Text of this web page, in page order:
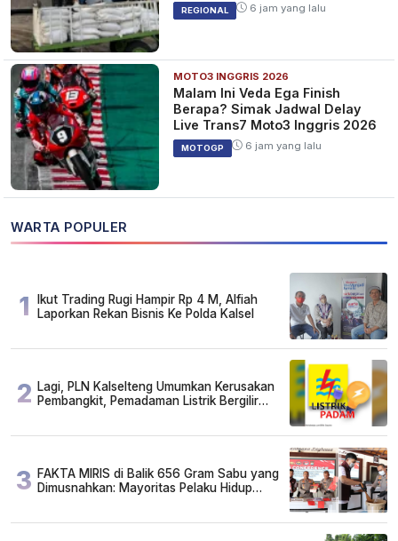
REGIONAL 6 jam yang lalu
MOTO3 INGGRIS 2026
Malam Ini Veda Ega Finish
Berapa? Simak Jadwal Delay
Live Trans7 Moto3 Inggris 2026
MOTOGP 6 jam yang lalu
WARTA POPULER
1
Ikut Trading Rugi Hampir Rp 4 M, Alfiah
Laporkan Rekan Bisnis Ke Polda Kalsel
2 Lagi, PLN Kalselteng Umumkan Kerusakan
Pembangkit, Pemadaman Listrik Bergilir
3 FAKTA MIRIS di Balik 656 Gram Sabu yang
Dimusnahkan: Mayoritas Pelaku Hidup